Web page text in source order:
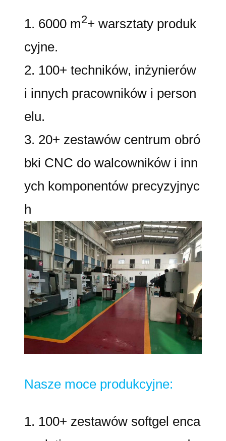
1. 6000 m2+ warsztaty produk
cyjne.
2. 100+ techników, inżynierów
i innych pracowników i person
elu.
3. 20+ zestawów centrum obró
bki CNC do walcowników i inn
ych komponentów precyzyjnyc
h
Nasze moce produkcyjne:
1. 100+ zestawów softgel enca